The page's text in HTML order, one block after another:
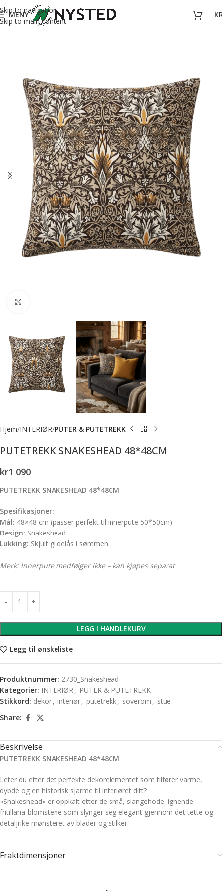
Skip to navigation
Skip to main content
MENY
Hjem INTERIØR PUTER & PUTETREKK
PUTETREKK SNAKESHEAD 48*48CM
kr1 090
PUTETREKK SNAKESHEAD 48*48CM
Spesifikasjoner:
Mål: 48×48 cm (passer perfekt til innerpute 50*50cm)
Design: Snakeshead
Lukking: Skjult glidelås i sømmen
Merk: Innerpute medfølger ikke – kan kjøpes separat
LEGG I HANDLEKURV
Legg til ønskeliste
Produktnummer: 2730_Snakeshead
Kategorier: INTERIØR , PUTER & PUTETREKK
Stikkord: dekor, interiør, putetrekk, soverom , stue
Share:
Beskrivelse
PUTETREKK SNAKESHEAD 48*48CM
Leter du etter det perfekte dekorelementet som tilfører varme,
dybde og en historisk sjarme til interiøret ditt?
«Snakeshead» er oppkalt etter de små, slangehode-lignende
fritillaria-blomstene som slynger seg elegant gjennom det tette og
detaljrike mønsteret av blader og stilker.
Fraktdimensjoner